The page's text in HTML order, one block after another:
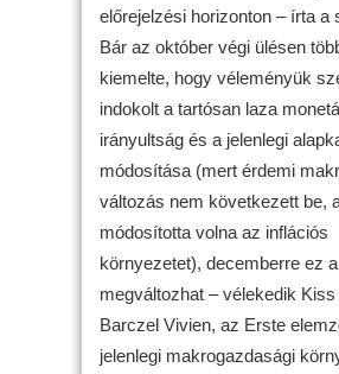
előrejelzési horizonton – írta a
Bár az október végi ülésen
kiemelte, hogy véleményük
indokolt a tartósan laza
irányultság és a jelenlegi
módosítása (mert érdemi
változás nem következett be,
módosította volna az inflációs
környezetet), decemberre ez
megváltozhat – vélekedik
Barczel Vivien, az Erste
jelenlegi makrogazdasági